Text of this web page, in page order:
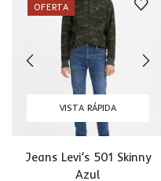
OFERTA
VISTA RÁPIDA
Jeans Levi’s 501 Skinny
Azul